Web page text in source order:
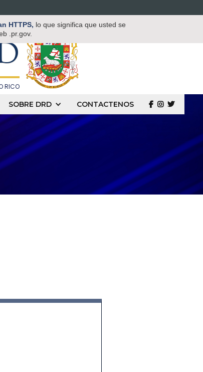
HTTPS, lo que significa que usted se
.pr.gov.
DE
RICO
SOBRE DRD CONTACTENOS   